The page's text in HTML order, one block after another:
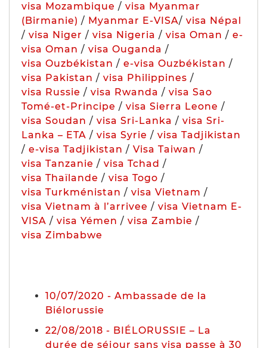
visa Mozambique / visa Myanmar
(Birmanie) / Myanmar E-VISA/ visa Népal
/ visa Niger / visa Nigeria / visa Oman / e-
visa Oman / visa Ouganda /
visa Ouzbékistan / e-visa Ouzbékistan /
visa Pakistan / visa Philippines /
visa Russie / visa Rwanda / visa Sao
Tomé-et-Principe / visa Sierra Leone /
visa Soudan / visa Sri-Lanka / visa Sri-
Lanka – ETA / visa Syrie / visa Tadjikistan
/ e-visa Tadjikistan / Visa Taiwan /
visa Tanzanie / visa Tchad /
visa Thaïlande / visa Togo /
visa Turkménistan / visa Vietnam /
visa Vietnam à l’arrivee / visa Vietnam E-
VISA / visa Yémen / visa Zambie /
visa Zimbabwe
10/07/2020 - Ambassade de la
Biélorussie
22/08/2018 - BIÉLORUSSIE – La
durée de séjour sans visa passe à 30